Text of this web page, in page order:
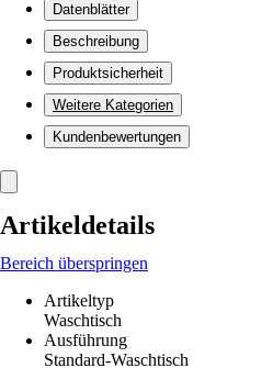
Datenblätter
Beschreibung
Produktsicherheit
Weitere Kategorien
Kundenbewertungen
Artikeldetails
Bereich überspringen
Artikeltyp
Waschtisch
Ausführung
Standard-Waschtisch